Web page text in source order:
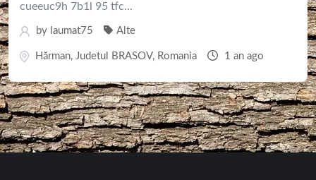
cueeuc9h 7b1l 95 tfc...
by laumat75 Alte
Hărman, Judetul BRASOV, Romania 1 an ago